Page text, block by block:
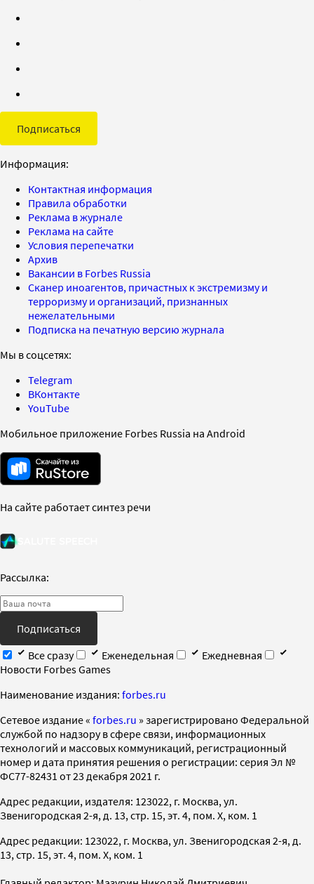
Подписаться
Информация:
Контактная информация
Правила обработки
Реклама в журнале
Реклама на сайте
Условия перепечатки
Архив
Вакансии в Forbes Russia
Сканер иноагентов, причастных к экстремизму и
терроризму и организаций, признанных
нежелательными
Подписка на печатную версию журнала
Мы в соцсетях:
Telegram
ВКонтакте
YouTube
Мобильное приложение Forbes Russia на Android
На сайте работает синтез речи
Рассылка:
Подписаться
Все сразу
Еженедельная
Ежедневная
Новости Forbes Games
Наименование издания: forbes.ru
Cетевое издание « forbes.ru » зарегистрировано Федеральной
службой по надзору в сфере связи, информационных
технологий и массовых коммуникаций, регистрационный
номер и дата принятия решения о регистрации: серия Эл №
ФС77-82431 от 23 декабря 2021 г.
Адрес редакции, издателя: 123022, г. Москва, ул.
Звенигородская 2-я, д. 13, стр. 15, эт. 4, пом. X, ком. 1
Адрес редакции: 123022, г. Москва, ул. Звенигородская 2-я, д.
13, стр. 15, эт. 4, пом. X, ком. 1